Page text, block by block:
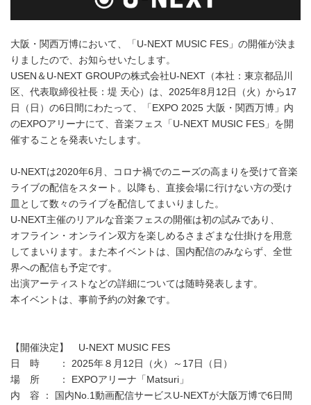
大阪・関西万博において、「U-NEXT MUSIC FES」の開催が決ま
りましたので、お知らせいたします。
USEN＆U-NEXT GROUPの株式会社U-NEXT（本社：東京都品川
区、代表取締役社長：堤 天心）は、2025年8月12日（火）から17
日（日）の6日間にわたって、「EXPO 2025 大阪・関西万博」内
のEXPOアリーナにて、音楽フェス「U-NEXT MUSIC FES」を開
催することを発表いたします。
U-NEXTは2020年6月、コロナ禍でのニーズの高まりを受けて音楽
ライブの配信をスタート。以降も、直接会場に行けない方の受け
皿として数々のライブを配信してまいりました。
U-NEXT主催のリアルな音楽フェスの開催は初の試みであり、
オフライン・オンライン双方を楽しめるさまざまな仕掛けを用意
してまいります。また本イベントは、国内配信のみならず、全世
界への配信も予定です。
出演アーティストなどの詳細については随時発表します。
本イベントは、事前予約の対象です。
【開催決定】 U-NEXT MUSIC FES
日 時 ： 2025年８月12日（火）～17日（日）
場 所 ： EXPOアリーナ「Matsuri」
内 容 ： 国内No.1動画配信サービスU-NEXTが大阪万博で6日間